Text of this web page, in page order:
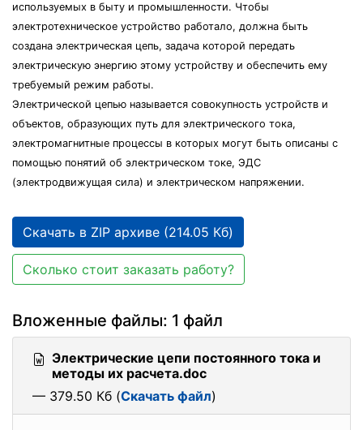
используемых в быту и промышленности. Чтобы
электротехническое устройство работало, должна быть
создана электрическая цепь, задача которой передать
электрическую энергию этому устройству и обеспечить ему
требуемый режим работы.
Электрической цепью называется совокупность устройств и
объектов, образующих путь для электрического тока,
электромагнитные процессы в которых могут быть описаны с
помощью понятий об электрическом токе, ЭДС
(электродвижущая сила) и электрическом напряжении.
Скачать в ZIP архиве (214.05 Кб)
Сколько стоит заказать работу?
Вложенные файлы: 1 файл
Электрические цепи постоянного тока и
методы их расчета.doc
— 379.50 Кб (Скачать файл)